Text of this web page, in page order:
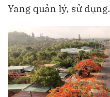
Yang quản lý, sử dụng.